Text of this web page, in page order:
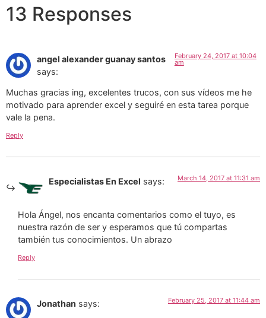
13 Responses
angel alexander guanay santos
says:
February 24, 2017 at 10:04
am
Muchas gracias ing, excelentes trucos, con sus vídeos me he
motivado para aprender excel y seguiré en esta tarea porque
vale la pena.
Reply
Especialistas En Excel says: March 14, 2017 at 11:31 am
Hola Ángel, nos encanta comentarios como el tuyo, es
nuestra razón de ser y esperamos que tú compartas
también tus conocimientos. Un abrazo
Reply
Jonathan says: February 25, 2017 at 11:44 am